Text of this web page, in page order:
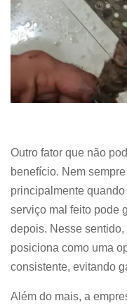
Outro fator que não
benefício. Nem
principalmente
serviço mal feito pode
depois. Nesse sentido,
posiciona como uma
consistente, evitando
Além do mais, a